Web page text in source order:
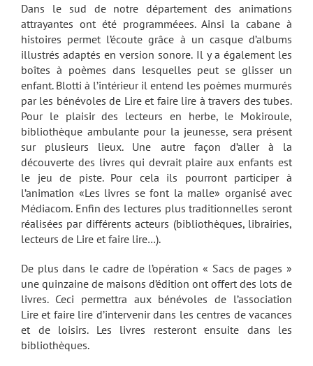
Dans le sud de notre département des animations
attrayantes ont été programméees. Ainsi la cabane à
histoires permet l’écoute grâce à un casque d’albums
illustrés adaptés en version sonore. Il y a également les
boîtes à poèmes dans lesquelles peut se glisser un
enfant. Blotti à l’intérieur il entend les poèmes murmurés
par les bénévoles de Lire et faire lire à travers des tubes.
Pour le plaisir des lecteurs en herbe, le Mokiroule,
bibliothèque ambulante pour la jeunesse, sera présent
sur plusieurs lieux. Une autre façon d’aller à la
découverte des livres qui devrait plaire aux enfants est
le jeu de piste. Pour cela ils pourront participer à
l’animation «Les livres se font la malle» organisé avec
Médiacom. Enfin des lectures plus traditionnelles seront
réalisées par différents acteurs (bibliothèques, librairies,
lecteurs de Lire et faire lire…).
De plus dans le cadre de l’opération « Sacs de pages »
une quinzaine de maisons d’édition ont offert des lots de
livres. Ceci permettra aux bénévoles de l’association
Lire et faire lire d’intervenir dans les centres de vacances
et de loisirs. Les livres resteront ensuite dans les
bibliothèques.